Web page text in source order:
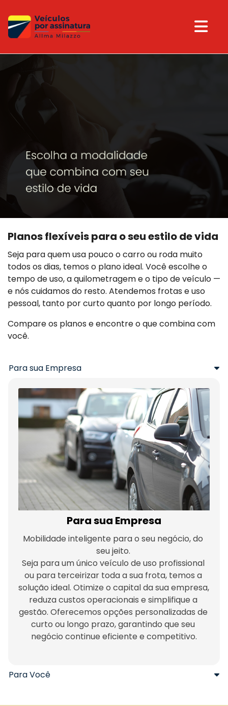
Planos flexíveis para o seu estilo de vida
Seja para quem usa pouco o carro ou roda muito
todos os dias, temos o plano ideal. Você escolhe o
tempo de uso, a quilometragem e o tipo de veículo —
e nós cuidamos do resto. Atendemos frotas e uso
pessoal, tanto por curto quanto por longo período.
Compare os planos e encontre o que combina com
você.
Para sua Empresa
Para sua Empresa
Mobilidade inteligente para o seu negócio, do
Seja para um único veículo de uso profissional
ou para terceirizar toda a sua frota, temos a
solução ideal. Otimize o capital da sua empresa,
reduza custos operacionais e simplifique a
gestão. Oferecemos opções personalizadas de
curto ou longo prazo, garantindo que seu
negócio continue eficiente e competitivo.
Para Você